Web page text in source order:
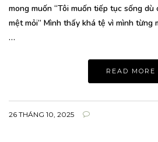
mong muốn “Tôi muốn tiếp tục sống
mệt mỏi” Mình thấy khá tệ vì mình từng
…
READ MORE
26 THÁNG 10, 2025